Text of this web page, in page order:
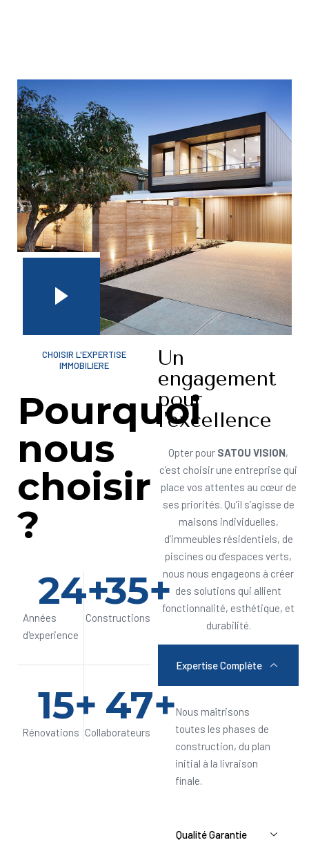
CHOISIR L'EXPERTISE
IMMOBILIERE
Pourquoi
nous
choisir
?
Années
d'experience
24+
Constructions
35+
Rénovations
15+
Collaborateurs
47+
Un
engagement
pour
l'excellence
Opter pour SATOU VISION,
c’est choisir une entreprise qui
place vos attentes au cœur de
ses priorités. Qu’il s’agisse de
maisons individuelles,
d’immeubles résidentiels, de
piscines ou d’espaces verts,
nous nous engageons à créer
des solutions qui allient
fonctionnalité, esthétique, et
durabilité.
Expertise Complète
Nous maîtrisons
toutes les phases de
construction, du plan
initial à la livraison
finale.
Qualité Garantie